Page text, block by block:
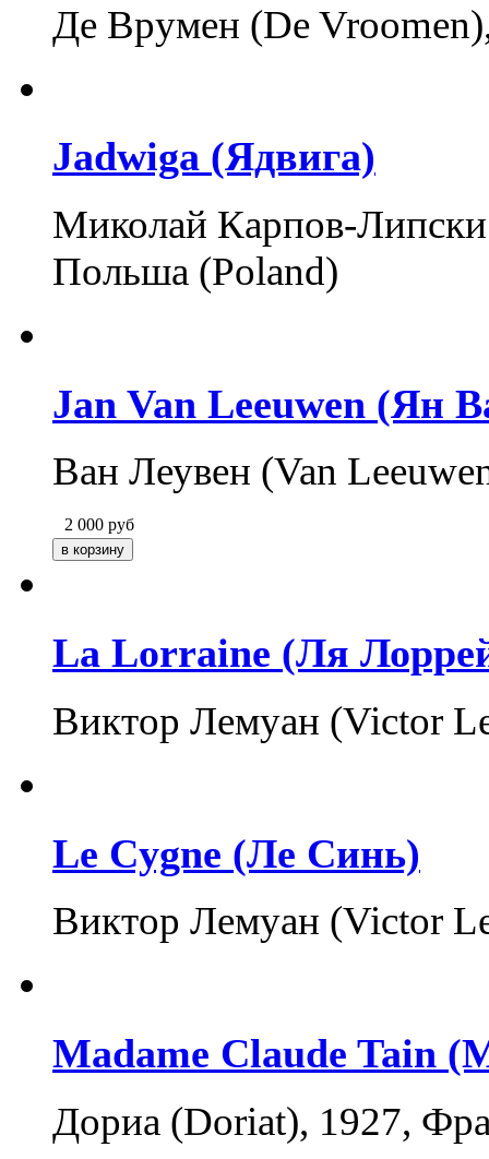
Де Врумен (De
Jadwiga (Ядвига)
Миколай Карпов-
Польша (Poland)
Jan Van Leeuwen (Ян
Ван Леувен (Van
2 000 руб
La Lorraine (Ля
Виктор Лемуан (Victor
Le Cygne (Ле Синь)
Виктор Лемуан (Victor
Madame Claude Tain
Дориа (Doriat), 1927,